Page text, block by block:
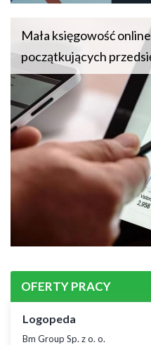
Mała księgowość
początkujących
OFERTY PRACY
Logopeda
Bm Group Sp. z o. o.